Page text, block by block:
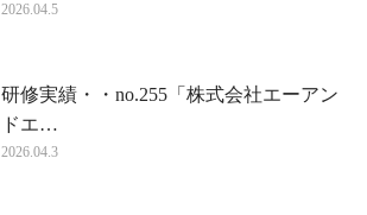
2026.04.5
研修実績・・no.255「株式会社エーアン
ドエ…
2026.04.3